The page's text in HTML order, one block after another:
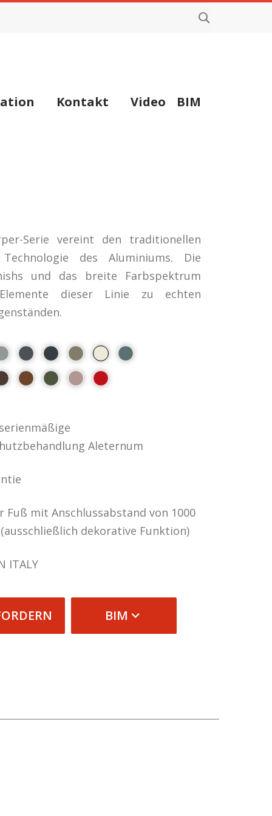
Kontakt Video BIM
Serie vereint den traditionellen
des Aluminiums. Die
und das breite Farbspektrum
dieser Linie zu echten
Aleternum
mit Anschlussabstand von 1000
dekorative Funktion)
ITALY
BIM